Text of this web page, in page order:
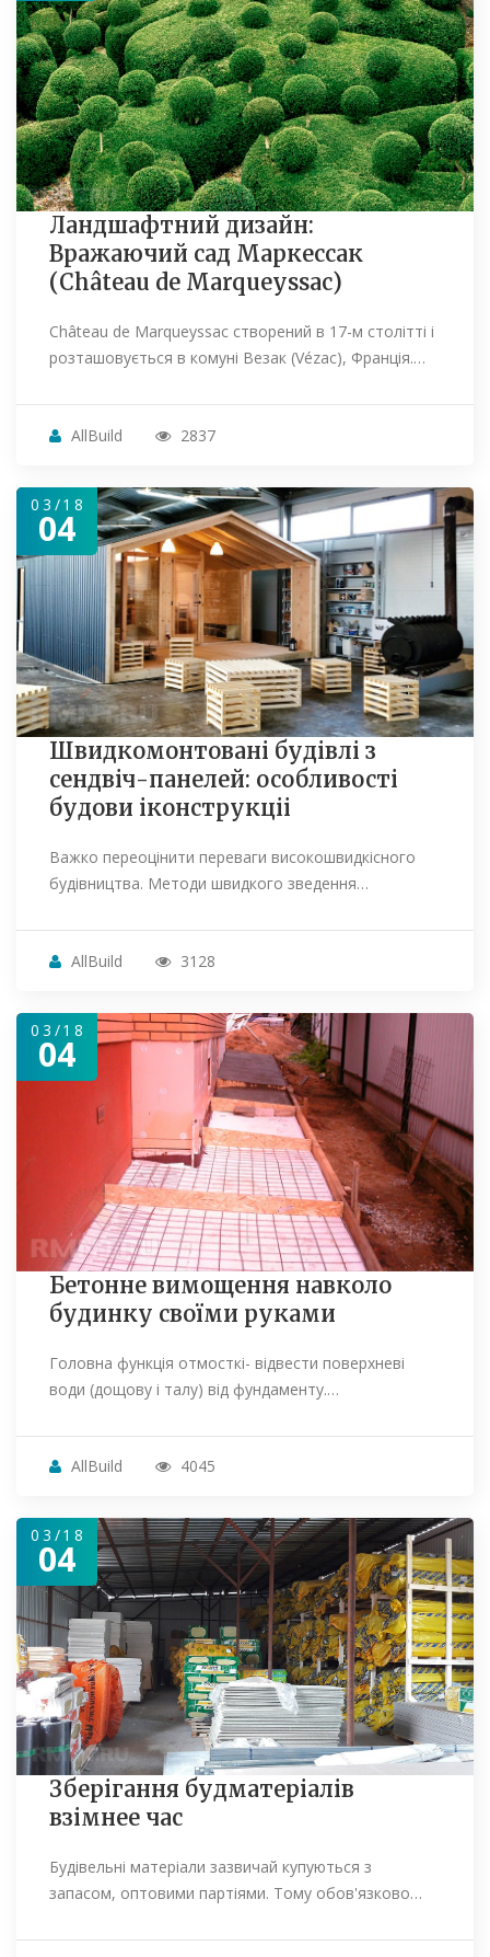
Ландшафтний дизайн:
Вражаючий сад Маркессак
(Château de Marqueyssac)
Château de Marqueyssac створений в 17-м столітті і
розташовується в комуні Везак (Vézac), Франція.…
AllBuild 2837
03/18
04
Швидкомонтовані будівлі з
сендвіч-панелей: особливості
будови іконструкціі
Важко переоцінити переваги високошвидкісного
будівництва. Методи швидкого зведення…
AllBuild 3128
03/18
04
Бетонне вимощення навколо
будинку своїми руками
Головна функція отмосткі- відвести поверхневі
води (дощову і талу) від фундаменту.…
AllBuild 4045
03/18
04
Зберігання будматеріалів
взімнее час
Будівельні матеріали зазвичай купуються з
запасом, оптовими партіями. Тому обов'язково…